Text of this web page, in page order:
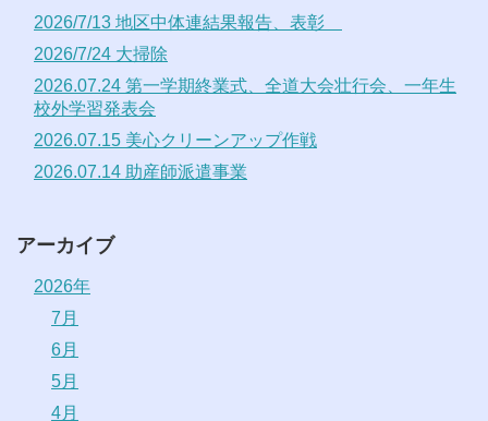
2026/7/13 地区中体連結果報告、表彰
2026/7/24 大掃除
2026.07.24 第一学期終業式、全道大会壮行会、一年生
校外学習発表会
2026.07.15 美心クリーンアップ作戦
2026.07.14 助産師派遣事業
アーカイブ
2026年
7月
6月
5月
4月